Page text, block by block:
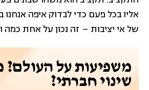
אליו בכל פעם כדי לבדוק איפה אנחנו
של אי יציבות – זה נכון על אחת כמה
משפיעות על
שינוי חברתי?